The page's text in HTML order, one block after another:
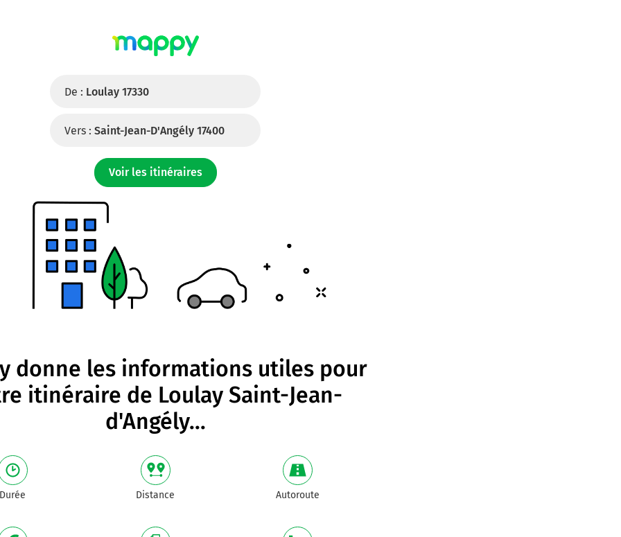
De : Loulay 17330
Vers : Saint-Jean-D'Angély 17400
Voir les itinéraires
donne les informations utiles pour
itinéraire de Loulay Saint-Jean-
d'Angély...
Durée Distance Autoroute